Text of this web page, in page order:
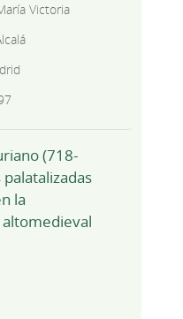
Victoria
(718-
la